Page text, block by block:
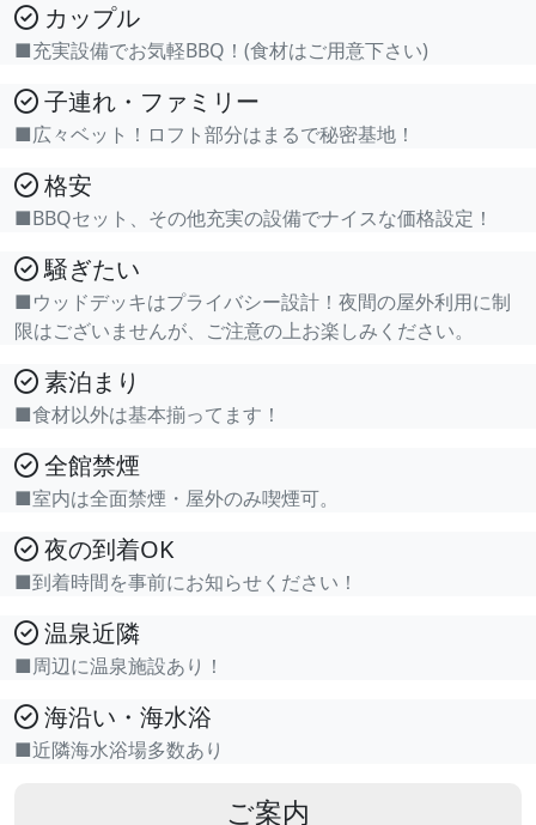
カップル
■充実設備でお気軽BBQ！(食材はご用意下さい)
子連れ・ファミリー
■広々ベット！ロフト部分はまるで秘密基地！
格安
■BBQセット、その他充実の設備でナイスな価格設定！
騒ぎたい
■ウッドデッキはプライバシー設計！夜間の屋外利用に制
限はございませんが、ご注意の上お楽しみください。
素泊まり
■食材以外は基本揃ってます！
全館禁煙
■室内は全面禁煙・屋外のみ喫煙可。
夜の到着OK
■到着時間を事前にお知らせください！
温泉近隣
■周辺に温泉施設あり！
海沿い・海水浴
■近隣海水浴場多数あり
ご案内